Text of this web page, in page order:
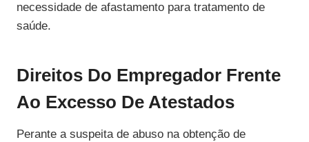
necessidade de afastamento para tratamento de
saúde.
Direitos Do Empregador Frente
Ao Excesso De Atestados
Perante a suspeita de abuso na obtenção de